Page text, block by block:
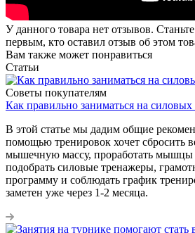
У данного товара нет отзывов. Станьте
первым, кто оставил отзыв об этом
Вам также может понравиться
Статьи
Советы покупателям
Как правильно заниматься на силовых
В этой статье мы дадим общие
помощью тренировок хочет сбросить
мышечную массу, проработать мышцы
подобрать силовые тренажеры,
программу и соблюдать график
заметен уже через 1-2 месяца.